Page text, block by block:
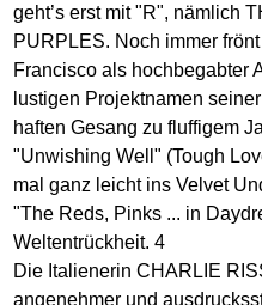
geht’s erst mit "R", nämlich
PURPLES. Noch immer
Francisco als hochbegabter
lustigen Projektnamen
haften Gesang zu fluffigem
"Unwishing Well" (Tough
mal ganz leicht ins Velvet
"The Reds, Pinks ... in
Weltentrückheit. 4
Die Italienerin CHARLIE
angenehmer und